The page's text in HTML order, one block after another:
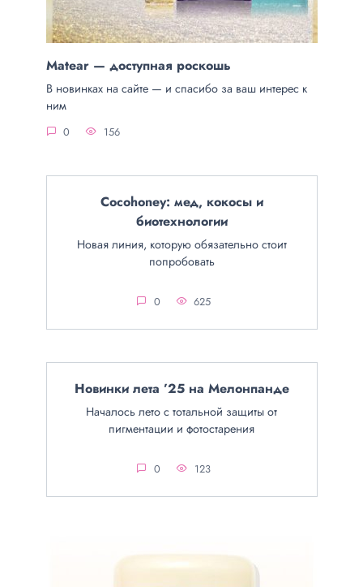
Matear — доступная роскошь
В новинках на сайте — и спасибо за ваш интерес к
ним
0 156
Cocohoney: мед, кокосы и
биотехнологии
Новая линия, которую обязательно стоит
попробовать
0 625
Новинки лета ’25 на Мелонпанде
Началось лето с тотальной защиты от
пигментации и фотостарения
0 123